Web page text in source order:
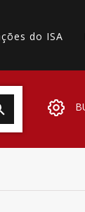
do ISA